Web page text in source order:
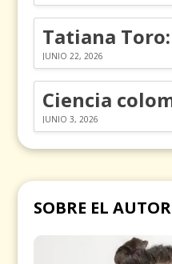
JUNIO 22, 2026
JUNIO 3, 2026
SOBRE EL AUTOR